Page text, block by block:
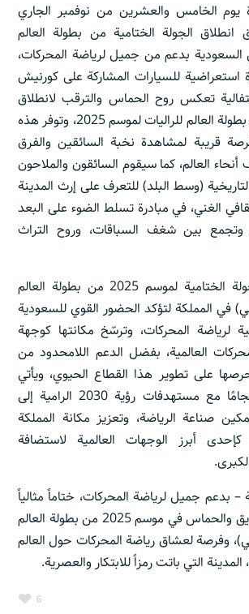
الخامس والعشرين من نوفمبر الجاري
انطلاق الجولة الختامية من بطولة العالم
2025، رالي السعودية بدعم من جميل لرياضة المحركات،
للسيارات المشاركة على كورنيش
تعكس روح الحماس والترقب لانطلاق
الجولة الختامية من بطولة العالم للراليات لموسم 2025، وتوفر هذه
قريبة لمشاهدة نخبة السائقين والفرق
العالم، كما سيقوم السائقون والملاحون
(وسط البلد) للتعرف على إرث المدينة
الغني، في مبادرة تسلط الضوء على البعد
وتجمع بين شغف السباقات، وروح التراث
وتأتي استضافة الجولة الختامية لموسم 2025 من بطولة العالم
في المملكة لتؤكد الحضور القوي للسعودية
لرياضة المحركات، وترسّخ مكانتها كوجهة
العالمية، بفضل الدعم اللامحدود من
على تطوير هذا القطاع الحيوي، ويأتي
تنظيم الحدث انسجامًا مع مستهدفات رؤية 2030 الرامية إلى
صناعة الرياضة، وتعزيز مكانة المملكة
كإحدى أبرز الوجهات العالمية لاستضافة
– بدعم جميل لرياضة المحركات، ختاماً مثالياً
لموسم مليء بالتشويق والحماس في موسم 2025 من بطولة العالم
وفرصة لعشاق رياضة المحركات حول العالم
التي باتت رمزاً للابتكار والعصرية.
6